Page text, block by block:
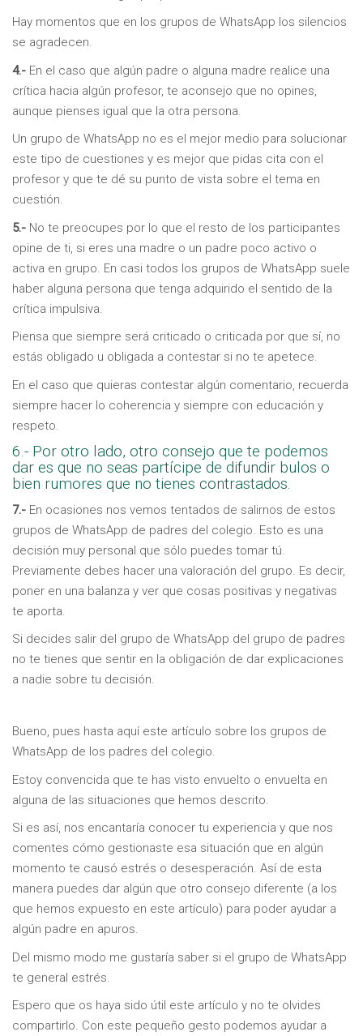
Hay momentos que en los grupos de WhatsApp los silencios
se agradecen.
4.- En el caso que algún padre o alguna madre realice una
crítica hacia algún profesor, te aconsejo que no opines,
aunque pienses igual que la otra persona.
Un grupo de WhatsApp no es el mejor medio para solucionar
este tipo de cuestiones y es mejor que pidas cita con el
profesor y que te dé su punto de vista sobre el tema en
cuestión.
5.- No te preocupes por lo que el resto de los participantes
opine de ti, si eres una madre o un padre poco activo o
activa en grupo. En casi todos los grupos de WhatsApp suele
haber alguna persona que tenga adquirido el sentido de la
crítica impulsiva.
Piensa que siempre será criticado o criticada por que sí, no
estás obligado u obligada a contestar si no te apetece.
En el caso que quieras contestar algún comentario, recuerda
siempre hacer lo coherencia y siempre con educación y
respeto.
6.- Por otro lado, otro consejo que te podemos
dar es que no seas partícipe de difundir bulos o
bien rumores que no tienes contrastados.
7.- En ocasiones nos vemos tentados de salirnos de estos
grupos de WhatsApp de padres del colegio. Esto es una
decisión muy personal que sólo puedes tomar tú.
Previamente debes hacer una valoración del grupo. Es decir,
poner en una balanza y ver que cosas positivas y negativas
te aporta.
Si decides salir del grupo de WhatsApp del grupo de padres
no te tienes que sentir en la obligación de dar explicaciones
a nadie sobre tu decisión.
Bueno, pues hasta aquí este artículo sobre los grupos de
WhatsApp de los padres del colegio.
Estoy convencida que te has visto envuelto o envuelta en
alguna de las situaciones que hemos descrito.
Si es así, nos encantaría conocer tu experiencia y que nos
comentes cómo gestionaste esa situación que en algún
momento te causó estrés o desesperación. Así de esta
manera puedes dar algún que otro consejo diferente (a los
que hemos expuesto en este artículo) para poder ayudar a
algún padre en apuros.
Del mismo modo me gustaría saber si el grupo de WhatsApp
te general estrés.
Espero que os haya sido útil este artículo y no te olvides
compartirlo. Con este pequeño gesto podemos ayudar a